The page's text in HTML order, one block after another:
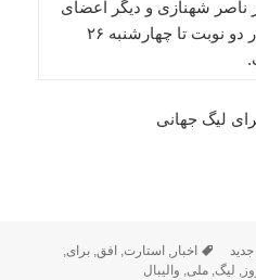
نظر ناصر شهنازی و دیگر اعضای
کادر فنی آغاز شد و روزانه در دو نوبت تا چهارشنبه ۲۶
لیگ جهانی
جدید برچسب‌ها
اخبار ,استارت ,افق ,برای
لیگ ,ملی والیبال